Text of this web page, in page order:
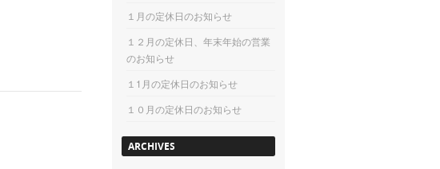
１月の定休日のお知らせ
１２月の定休日、年末年始の営業
のお知らせ
１1月の定休日のお知らせ
１０月の定休日のお知らせ
ARCHIVES